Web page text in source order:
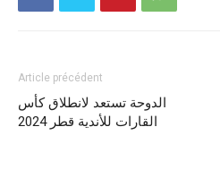
Article précédent
الدوحة تستعد لانطلاق كأس
القارات للأندية قطر 2024